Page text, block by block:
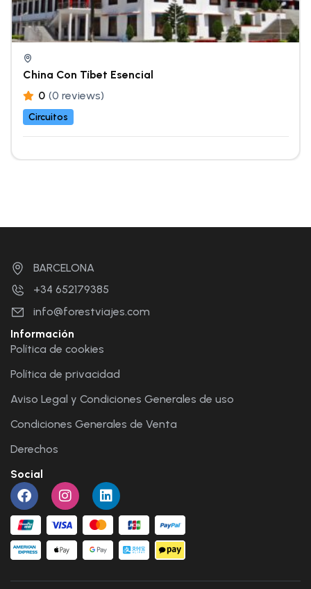
China Con Tíbet Esencial
0 (0 reviews)
Circuitos
BARCELONA
+34 652179385
info@forestviajes.com
Información
Política de cookies
Política de privacidad
Aviso Legal y Condiciones Generales de uso
Condiciones Generales de Venta
Derechos
Social